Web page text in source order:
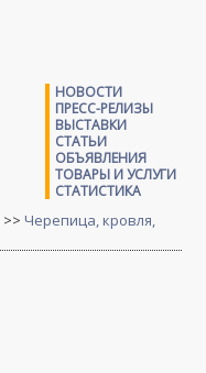
НОВОСТИ
ПРЕСС-РЕЛИЗЫ
ВЫСТАВКИ
СТАТЬИ
ОБЪЯВЛЕНИЯ
ТОВАРЫ И УСЛУГИ
СТАТИСТИКА
>> Черепица, кровля,